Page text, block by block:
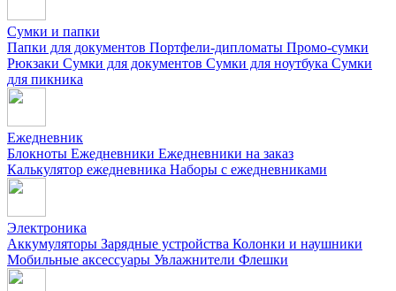
Сумки и папки
Папки для документов Портфели-дипломаты Промо-сумки
Рюкзаки Сумки для документов Сумки для ноутбука Сумки
для пикника
Ежедневник
Блокноты Ежедневники Ежедневники на заказ
Калькулятор ежедневника Наборы с ежедневниками
Электроника
Аккумуляторы Зарядные устройства Колонки и наушники
Мобильные аксессуары Увлажнители Флешки